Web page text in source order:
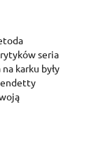
seria
karku były